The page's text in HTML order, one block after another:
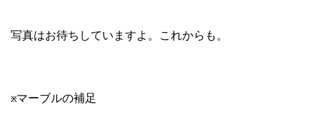
写真はお待ちしていますよ。これからも。
※マーブルの補足